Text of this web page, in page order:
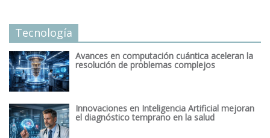
Tecnología
Avances en computación cuántica aceleran la
resolución de problemas complejos
Innovaciones en Inteligencia Artificial mejoran
el diagnóstico temprano en la salud